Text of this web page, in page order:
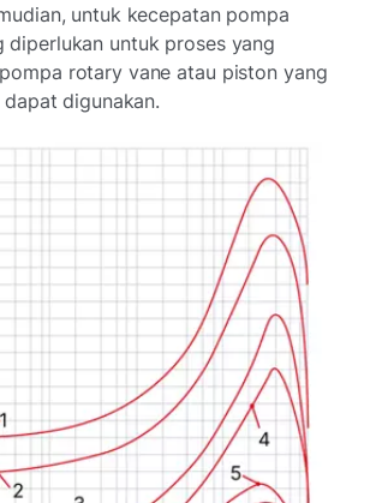
untuk kecepatan pompa
diperlukan untuk proses yang
rotary vane atau piston yang
digunakan.